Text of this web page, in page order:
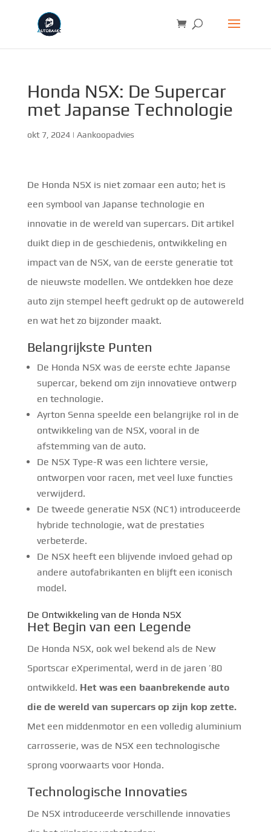
Honda NSX: De Supercar
met Japanse Technologie
okt 7, 2024| Aankoopadvies
De Honda NSX is niet zomaar een auto; het is
een symbool van Japanse technologie en
innovatie in de wereld van supercars. Dit artikel
duikt diep in de geschiedenis, ontwikkeling en
impact van de NSX, van de eerste generatie tot
de nieuwste modellen. We ontdekken hoe deze
auto zijn stempel heeft gedrukt op de autowereld
en wat het zo bijzonder maakt.
Belangrijkste Punten
De Honda NSX was de eerste echte Japanse
supercar, bekend om zijn innovatieve ontwerp
en technologie.
Ayrton Senna speelde een belangrijke rol in de
ontwikkeling van de NSX, vooral in de
afstemming van de auto.
De NSX Type-R was een lichtere versie,
ontworpen voor racen, met veel luxe functies
verwijderd.
De tweede generatie NSX (NC1) introduceerde
hybride technologie, wat de prestaties
verbeterde.
De NSX heeft een blijvende invloed gehad op
andere autofabrikanten en blijft een iconisch
model.
De Ontwikkeling van de Honda NSX
Het Begin van een Legende
De Honda NSX, ook wel bekend als de New
Sportscar eXperimental, werd in de jaren ’80
ontwikkeld. Het was een baanbrekende auto
die de wereld van supercars op zijn kop zette.
Met een middenmotor en een volledig aluminium
carrosserie, was de NSX een technologische
sprong voorwaarts voor Honda.
Technologische Innovaties
De NSX introduceerde verschillende innovaties